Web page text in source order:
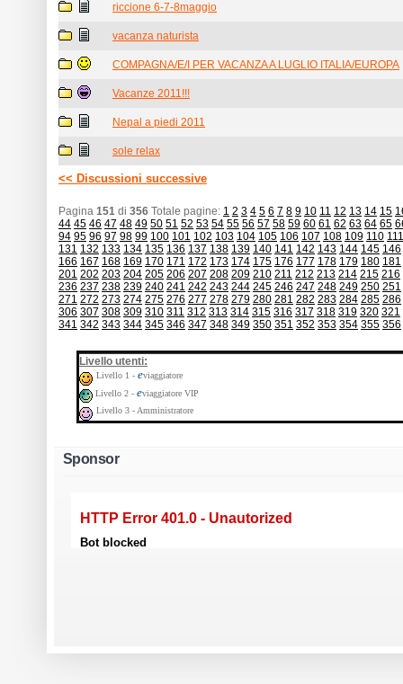
riccione 6-7-8maggio
vacanza naturista
COMPAGNA/E/I PER VACANZA A LUGLIO ITALIA/EUROPA
Vacanze 2011!!!
Nepal a piedi 2011
sole relax
<< Discussioni successive
Pagina 151 di 356 Totale pagine: 1 2 3 4 5 6 7 8 9 10 11 12 13 14 15
44 45 46 47 48 49 50 51 52 53 54 55 56 57 58 59 60 61 62 63 64 65
94 95 96 97 98 99 100 101 102 103 104 105 106 107 108 109 110 111
131 132 133 134 135 136 137 138 139 140 141 142 143 144 145 146
166 167 168 169 170 171 172 173 174 175 176 177 178 179 180 181
201 202 203 204 205 206 207 208 209 210 211 212 213 214 215 216
236 237 238 239 240 241 242 243 244 245 246 247 248 249 250 251
271 272 273 274 275 276 277 278 279 280 281 282 283 284 285 286
306 307 308 309 310 311 312 313 314 315 316 317 318 319 320 321
341 342 343 344 345 346 347 348 349 350 351 352 353 354 355 356
Livello utenti:
Livello 1 - eviaggiatore
Livello 2 - eviaggiatore VIP
Livello 3 - Amministratore
Sponsor